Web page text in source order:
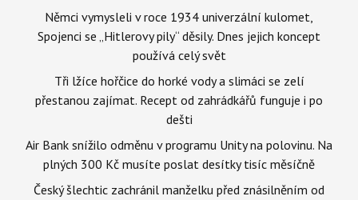
Němci vymysleli v roce 1934 univerzální kulomet,
Spojenci se „Hitlerovy pily“ děsily. Dnes jejich koncept
používá celý svět
Tři lžíce hořčice do horké vody a slimáci se zelí
přestanou zajímat. Recept od zahrádkářů funguje i po
dešti
Air Bank snížilo odměnu v programu Unity na polovinu. Na
plných 300 Kč musíte poslat desítky tisíc měsíčně
Český šlechtic zachránil manželku před znásilněním od